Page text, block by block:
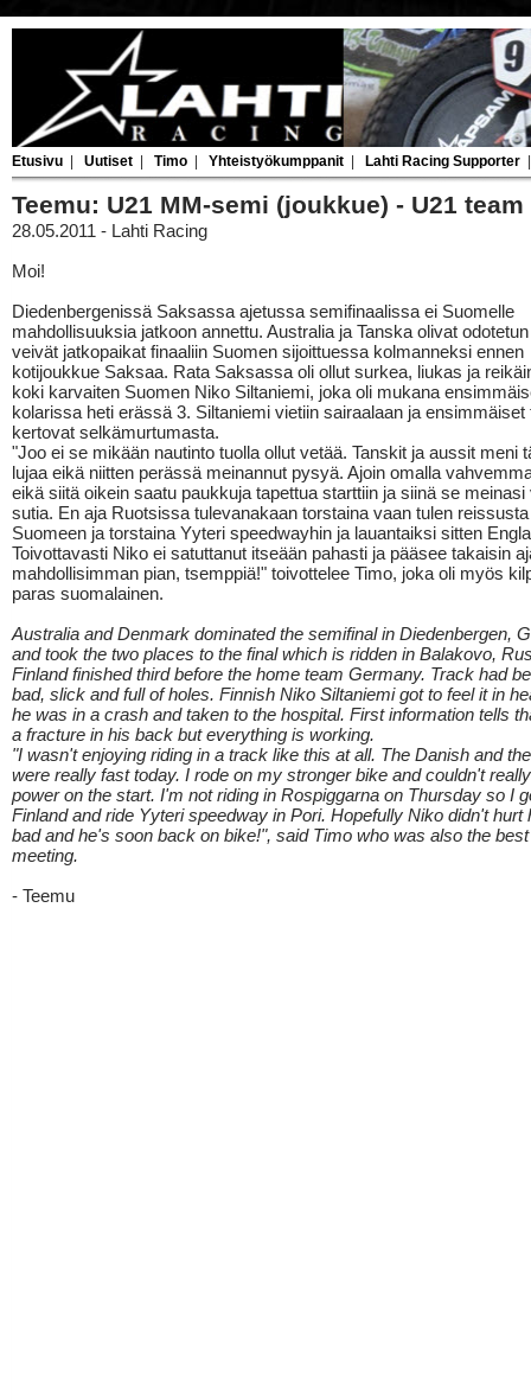
Etusivu Uutiset Timo Yhteistyökumppanit Lahti Racing Supporter
Teemu: U21 MM-semi (joukkue) - U21
28.05.2011 - Lahti Racing
Moi!
Diedenbergenissä Saksassa ajetussa semifinaalissa ei Suomelle
mahdollisuuksia jatkoon annettu. Australia ja Tanska olivat
veivät jatkopaikat finaaliin Suomen sijoittuessa kolmanneksi ennen
kotijoukkue Saksaa. Rata Saksassa oli ollut surkea, liukas ja
koki karvaiten Suomen Niko Siltaniemi, joka oli mukana
kolarissa heti erässä 3. Siltaniemi vietiin sairaalaan ja ensimmäiset
kertovat selkämurtumasta.
"Joo ei se mikään nautinto tuolla ollut vetää. Tanskit ja aussit meni
lujaa eikä niitten perässä meinannut pysyä. Ajoin omalla
eikä siitä oikein saatu paukkuja tapettua starttiin ja siinä se meinasi
sutia. En aja Ruotsissa tulevanakaan torstaina vaan tulen
Suomeen ja torstaina Yyteri speedwayhin ja lauantaiksi sitten
Toivottavasti Niko ei satuttanut itseään pahasti ja pääsee takaisin
mahdollisimman pian, tsemppiä!" toivottelee Timo, joka oli myös
paras suomalainen.
Australia and Denmark dominated the semifinal in Diedenbergen,
and took the two places to the final which is ridden in Balakovo,
Finland finished third before the home team Germany. Track had
bad, slick and full of holes. Finnish Niko Siltaniemi got to feel it in
he was in a crash and taken to the hospital. First information tells
a fracture in his back but everything is working.
"I wasn't enjoying riding in a track like this at all. The Danish and
were really fast today. I rode on my stronger bike and couldn't
power on the start. I'm not riding in Rospiggarna on Thursday so I
Finland and ride Yyteri speedway in Pori. Hopefully Niko didn't hurt
bad and he's soon back on bike!", said Timo who was also the
meeting.
- Teemu